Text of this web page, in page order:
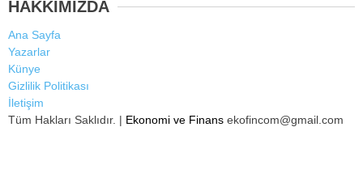
HAKKIMIZDA
Ana Sayfa
Yazarlar
Künye
Gizlilik Politikası
İletişim
Tüm Hakları Saklıdır. | Ekonomi ve Finans ekofincom@gmail.com